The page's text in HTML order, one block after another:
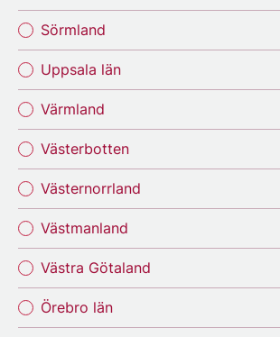
Sörmland
Uppsala län
Värmland
Västerbotten
Västernorrland
Västmanland
Västra Götaland
Örebro län